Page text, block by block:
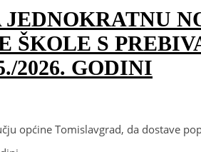
S
2026. GODINI
općine Tomislavgrad, da dostave